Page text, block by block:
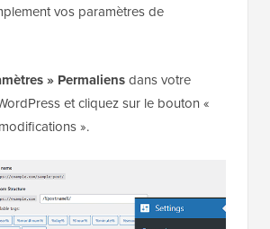
vos paramètres de
» Permaliensdans votre
et cliquez sur le bouton «
».